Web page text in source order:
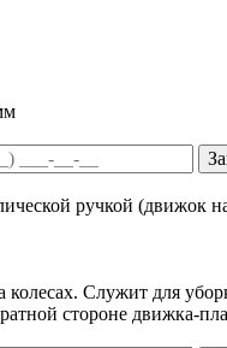
ручкой (движок
колесах. Служит для
стороне движка-